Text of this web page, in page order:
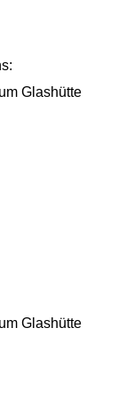
Glashütte
Glashütte